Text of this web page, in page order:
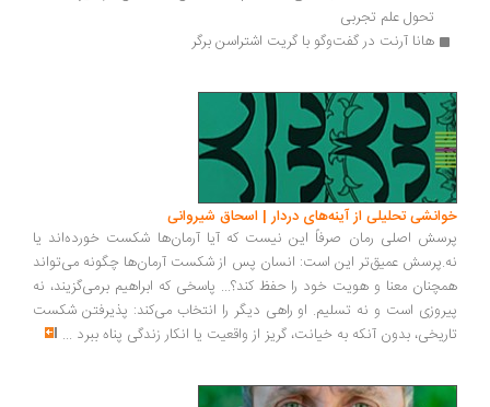
تحول علم تجربی
هانا آرنت در گفت‌وگو با گریت اشتراسن برگر
تحلیلی از آینه‌های دردار | اسحاق شیروانی
اصلی رمان صرفاً این نیست که آیا آرمان‌ها شکست خورده‌اند یا
عمیق‌تر این است: انسان پس از شکست آرمان‌ها چگونه می‌تواند
معنا و هویت خود را حفظ کند؟... پاسخی که ابراهیم برمی‌گزیند، نه
است و نه تسلیم. او راهی دیگر را انتخاب می‌کند: پذیرفتن شکست
بدون آنکه به خیانت، گریز از واقعیت یا انکار زندگی پناه ببرد...